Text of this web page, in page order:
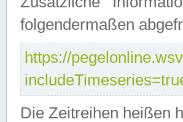
folgendermaßen
https://
Die Zeitreihen heißen